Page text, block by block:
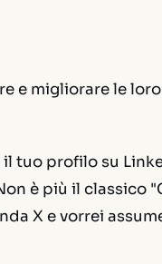
e migliorare le
il tuo profilo su
è più il classico
X e vorrei